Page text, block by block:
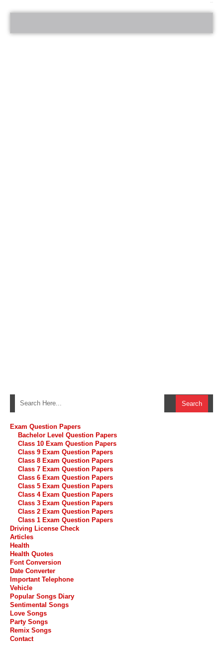
Exam Question Papers
Bachelor Level Question Papers
Class 10 Exam Question Papers
Class 9 Exam Question Papers
Class 8 Exam Question Papers
Class 7 Exam Question Papers
Class 6 Exam Question Papers
Class 5 Exam Question Papers
Class 4 Exam Question Papers
Class 3 Exam Question Papers
Class 2 Exam Question Papers
Class 1 Exam Question Papers
Driving License Check
Articles
Health
Health Quotes
Font Conversion
Date Converter
Important Telephone
Vehicle
Popular Songs Diary
Sentimental Songs
Love Songs
Party Songs
Remix Songs
Contact